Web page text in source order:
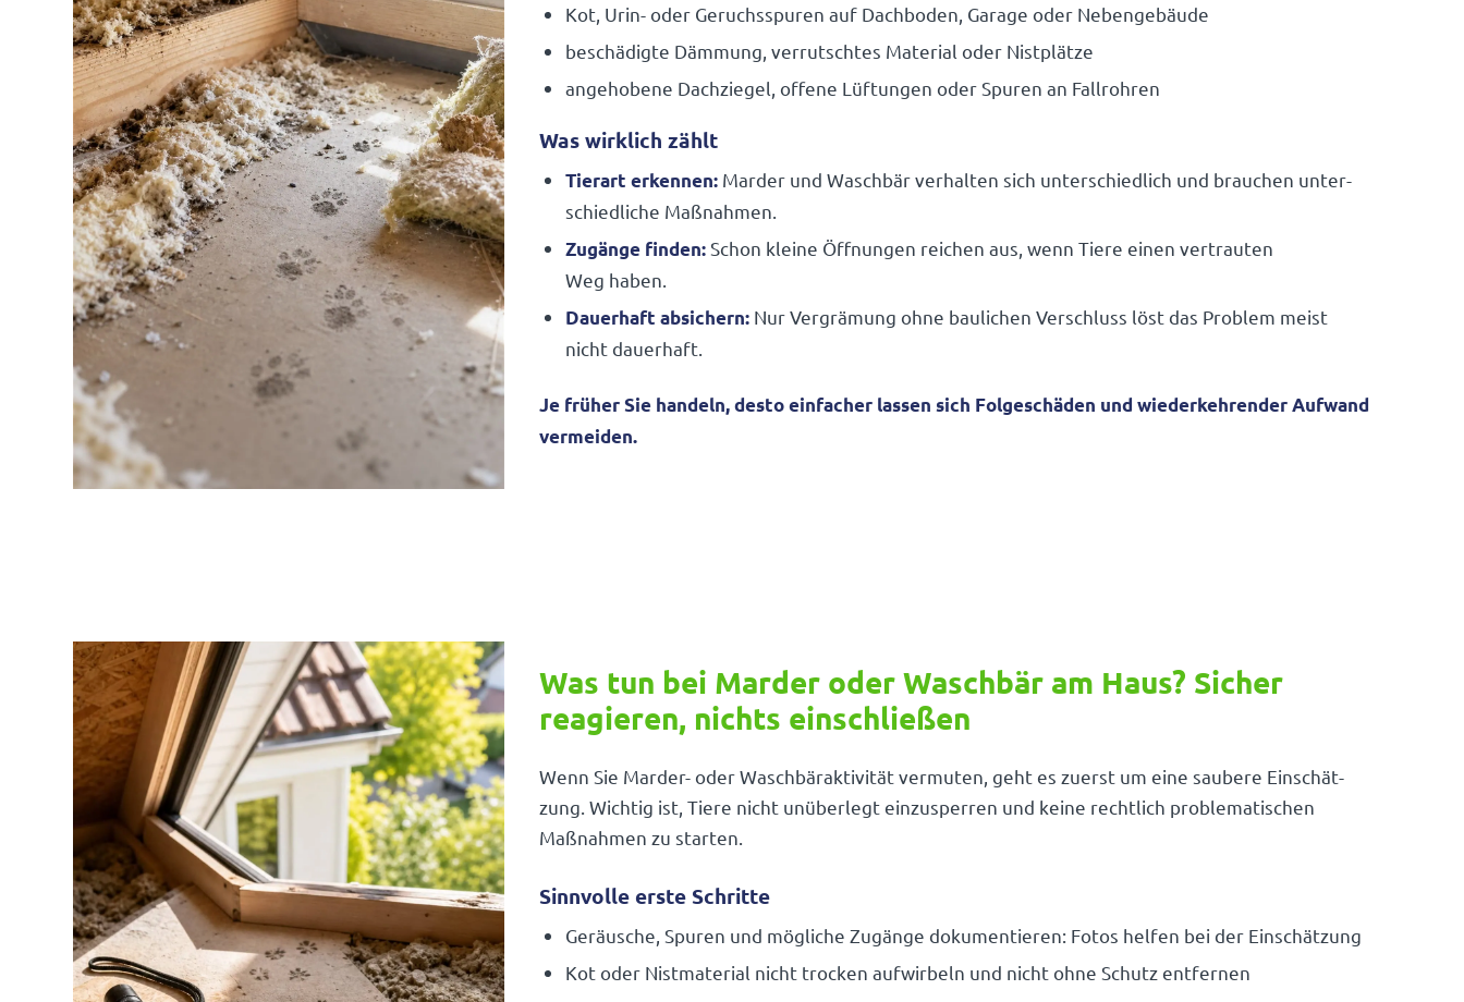
Kot, Urin- oder Geruchs­spuren auf Dach­boden, Garage oder Nebengebäude
beschä­digte Dämmung, verrutschtes Mate­rial oder Nistplätze
ange­ho­bene Dach­ziegel, offene Lüftungen oder Spuren an Fallrohren
Was wirklich zählt
Tierart erkennen: Marder und Waschbär verhalten sich unter­schied­lich und brau­chen unter­
schied­liche Maßnahmen.
Zugänge finden: Schon kleine Öffnungen reichen aus, wenn Tiere einen vertrauten
Weg haben.
Dauer­haft absi­chern: Nur Vergrä­mung ohne bauli­chen Verschluss löst das Problem meist
nicht dauerhaft.
Je früher Sie handeln, desto einfa­cher lassen sich Folge­schäden und wieder­keh­render Aufwand
vermeiden.
Was tun bei Marder oder Waschbär am Haus? Sicher
reagieren, nichts einschließen
Wenn Sie Marder- oder Wasch­bär­ak­ti­vität vermuten, geht es zuerst um eine saubere Einschät­
zung. Wichtig ist, Tiere nicht unüber­legt einzu­sperren und keine recht­lich proble­ma­ti­schen
Maßnahmen zu starten.
Sinnvolle erste Schritte
Geräu­sche, Spuren und mögliche Zugänge doku­men­tieren: Fotos helfen bei der Einschätzung
Kot oder Nist­ma­te­rial nicht trocken aufwir­beln und nicht ohne Schutz entfernen